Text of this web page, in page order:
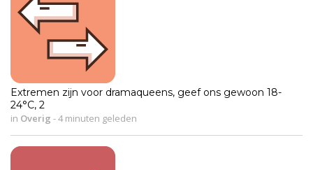
Extremen zijn voor dramaqueens, geef ons gewoon 18-
24°C, 2
in Overig -4 minuten geleden